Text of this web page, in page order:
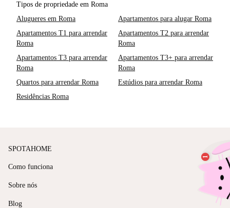
Tipos de propriedade em Roma
Alugueres em Roma
Apartamentos para alugar Roma
Apartamentos T1 para arrendar
Roma
Apartamentos T2 para arrendar
Roma
Apartamentos T3 para arrendar
Roma
Apartamentos T3+ para arrendar
Roma
Quartos para arrendar Roma
Estúdios para arrendar Roma
Residências Roma
SPOTAHOME
Como funciona
Sobre nós
Blog